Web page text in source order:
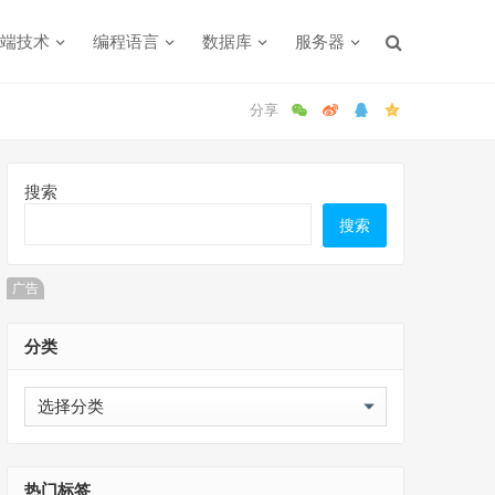
技术 编程语言 数据库 服务器
搜索
搜索
广告
分类
分
类
热门标签